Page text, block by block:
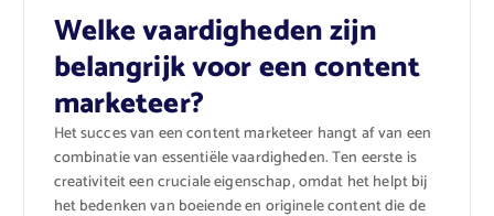
Welke vaardigheden zijn
belangrijk voor een content
marketeer?
Het succes van een content marketeer hangt af van een
combinatie van essentiële vaardigheden. Ten eerste is
creativiteit een cruciale eigenschap, omdat het helpt bij
het bedenken van boeiende en originele content die de